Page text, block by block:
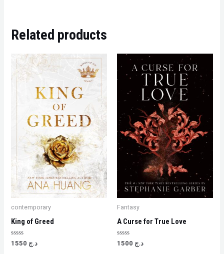
Related products
contemporary
King of Greed
Rated
0
د.ج
Fantasy
A Curse for True Love
Rated
0
د.ج